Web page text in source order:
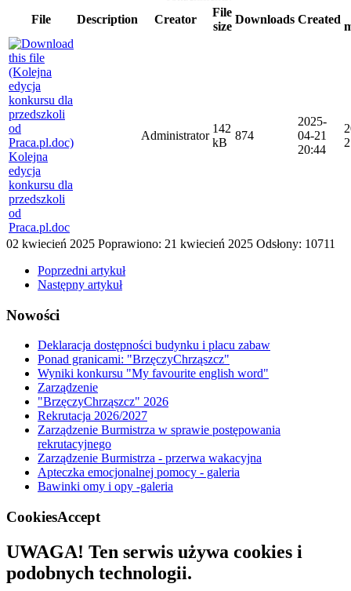
File
Description Creator
File
size
Downloads Created
Kolejna
edycja
konkursu dla
przedszkoli
od
Praca.pl.doc
Administrator
142
kB
874
2025-
04-21
20:44
02 kwiecień 2025 Poprawiono: 21 kwiecień 2025 Odsłony: 10711
Poprzedni artykuł
Następny artykuł
Nowości
Deklaracja dostępności budynku i placu zabaw
Ponad granicami: "BrzęczyChrząszcz"
Wyniki konkursu "My favourite english word"
Zarządzenie
"BrzęczyChrząszcz" 2026
Rekrutacja 2026/2027
Zarządzenie Burmistrza w sprawie postępowania
rekrutacyjnego
Zarządzenie Burmistrza - przerwa wakacyjna
Apteczka emocjonalnej pomocy - galeria
Bawinki omy i opy -galeria
CookiesAccept
UWAGA! Ten serwis używa cookies i
podobnych technologii.